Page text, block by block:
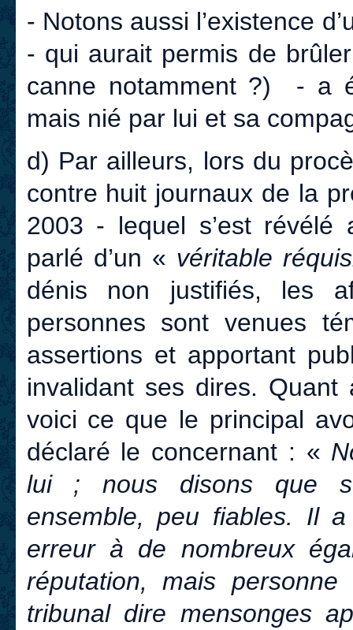
- Notons aussi l’existence
- qui aurait permis de
canne notamment ?) - a
mais nié par lui et sa
d) Par ailleurs, lors du
contre huit journaux de la
2003 - lequel s’est
parlé d’un « véritable
dénis non justifiés, les
personnes sont venues
assertions et apportant
invalidant ses dires.
voici ce que le principal
déclaré le concernant : «
lui ; nous disons que
ensemble, peu fiables. Il
erreur à de nombreux
réputation, mais
tribunal dire mensonges